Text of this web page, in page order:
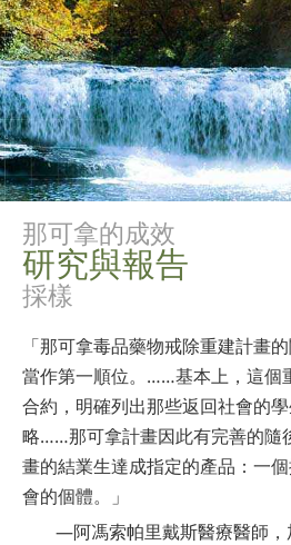
那可拿的成效
研究與報告
採樣
「那可拿毒品藥物戒除重建計畫
當作第一順位。……基本上，這個
合約，明確列出那些返回社會的
略……那可拿計畫因此有完善的隨
畫的結業生達成指定的產品：一
會的個體。」
—阿馮索帕里戴斯醫療醫師